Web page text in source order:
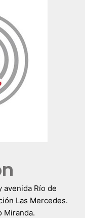
avenida Río de
Las Mercedes.
Miranda.